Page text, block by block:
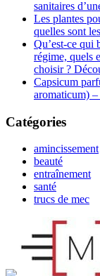
sanitaires
Les plantes
quelles sont
Qu’est-ce qui
régime, quels
choisir ?
Capsicum
aromaticum) –
Catégories
amincissement
beauté
entraînement
santé
trucs de mec